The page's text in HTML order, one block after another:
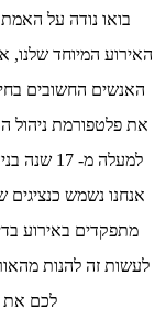
בואו נודה על
האירוע המיוחד שלנו,
האנשים החשובים
את פלטפורמת ניהול
למעלה מ-
אנחנו נשמש כנציגים
מתפקדים באירוע
לעשות זה להנות
לכם את